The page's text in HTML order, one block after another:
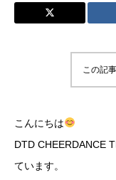
この記
こんにちは
DTD CHEERDANCE
ています。